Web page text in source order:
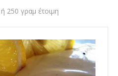
250 γραμ έτοιμη